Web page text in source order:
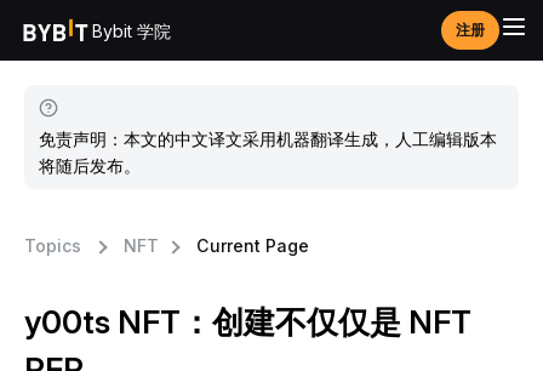
Bybit 学院 注册
免责声明：本文的中文译文采用机器翻译生成，人工编辑版本
将随后发布。
Topics NFT Current Page
y00ts NFT：创建不仅仅是 NFT